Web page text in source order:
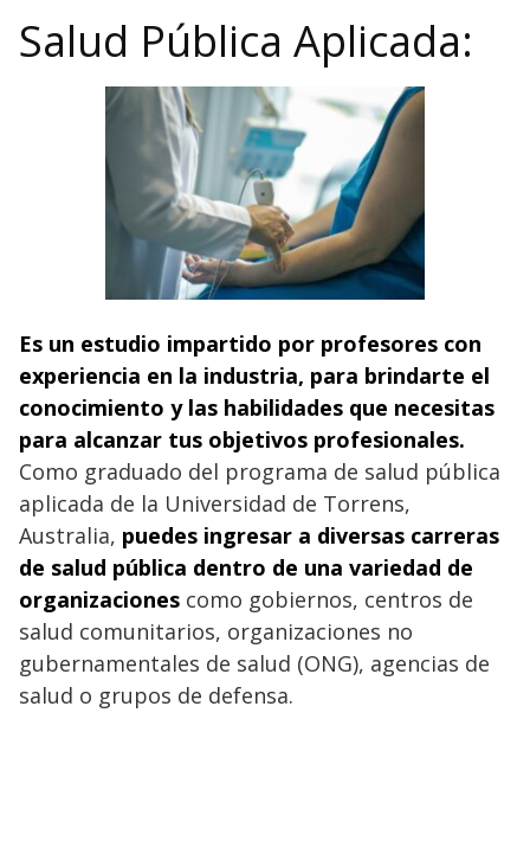
Salud Pública Aplicada:
Es un estudio impartido por profesores con
experiencia en la industria, para brindarte el
conocimiento y las habilidades que necesitas
para alcanzar tus objetivos profesionales.
Como graduado del programa de salud pública
aplicada de la Universidad de Torrens,
Australia, puedes ingresar a diversas carreras
de salud pública dentro de una variedad de
organizaciones como gobiernos, centros de
salud comunitarios, organizaciones no
gubernamentales de salud (ONG), agencias de
salud o grupos de defensa.